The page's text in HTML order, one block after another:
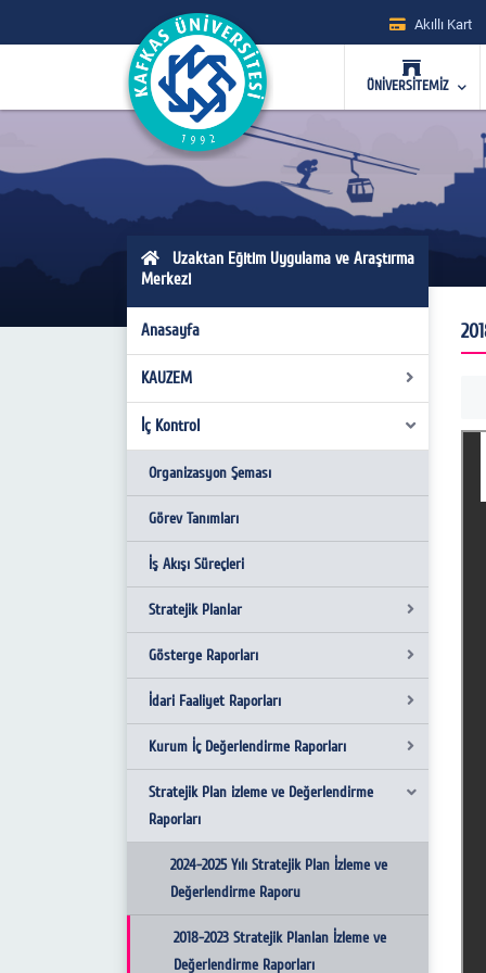
Akıllı Kart
ÜNİVERSİTEMİZ
Uzaktan Eğitim Uygulama ve Araştırma
Merkezi
Anasayfa
KAUZEM
Yönetim
Akademik ve İdari Kadro
Hakkımızda
Amaç ve Hedefler
Misyon & Vizyon
Temel Değerler
Kalite Politikamız
Uluslararasılaşma Politikamız
Uzaktan Eğitim Politikamız
İç Kontrol
Organizasyon Şeması
Görev Tanımları
İş Akışı Süreçleri
Stratejik Planlar
2018-2022 Stratejik Planı
2023-2027 Stratejik Planı
Gösterge Raporları
2021 Yılı Gösterge Raporu
İdari Faaliyet Raporları
2021 İdari Faaliyet Raporu
2022 Yılı İdari Faaliyet Raporu
2022-2023 Bahar Yarı Yılı faaliyet Raporu
2023 Yılı idari Faaliyet Raporu
2025 Yılı İdari Faaliyet Raporu
Kurum İç Değerlendirme Raporları
2021 Yılı Kurum İç Değerlendirme Raporu
2024 Kalite İç Değerlendirme Raporu
2025 Kalite İç Değerlendirme Raporu
2022 Kurum İçi Değerlendirme Raporu
Stratejik Plan izleme ve Değerlendirme
Raporları
2024-2025 Yılı Stratejik Plan İzleme ve
Değerlendirme Raporu
2018-2023 Stratejik Planlan İzleme ve
Değerlendirme Raporları